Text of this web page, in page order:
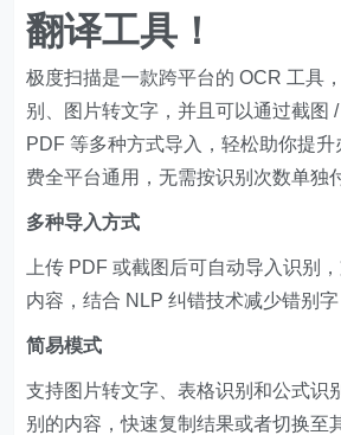
翻译工具！
极度扫描是一款跨平台的 OCR 工具
别、图片转文字，并且可以通过截图
PDF 等多种方式导入，轻松助你提
费全平台通用，无需按识别次数单独
多种导入方式
上传 PDF 或截图后可自动导入识别
内容，结合 NLP 纠错技术减少错别字
简易模式
支持图片转文字、表格识别和公式识
别的内容，快速复制结果或者切换至